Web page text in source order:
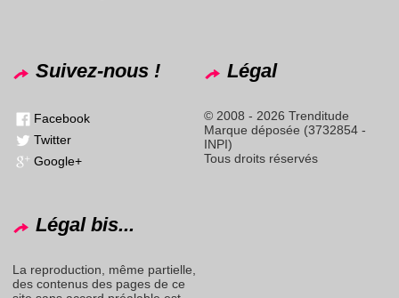
Suivez-nous !
Facebook
Twitter
Google+
Légal
© 2008 - 2026 Trenditude
Marque déposée (3732854 -
INPI)
Tous droits réservés
Légal bis...
La reproduction, même partielle,
des contenus des pages de ce